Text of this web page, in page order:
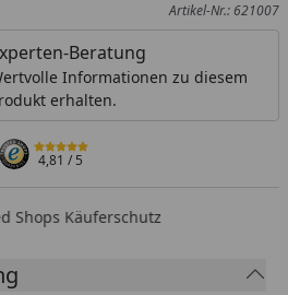
Artikel-Nr.: 621007
Beratung
Informationen zu diesem
erhalten.
4,81/ 5
Shops Käuferschutz